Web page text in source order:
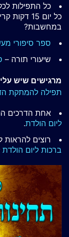
כל התפילות
כל יום 15 דקות קריאה ב
במחשבות?
ספר סיפורי
שיעורי תורה –
מרגישים שיש
תפילה להמתקת
אחת הדרכים
ליום הולדת.
רוצים
ברכות ליום הולדת